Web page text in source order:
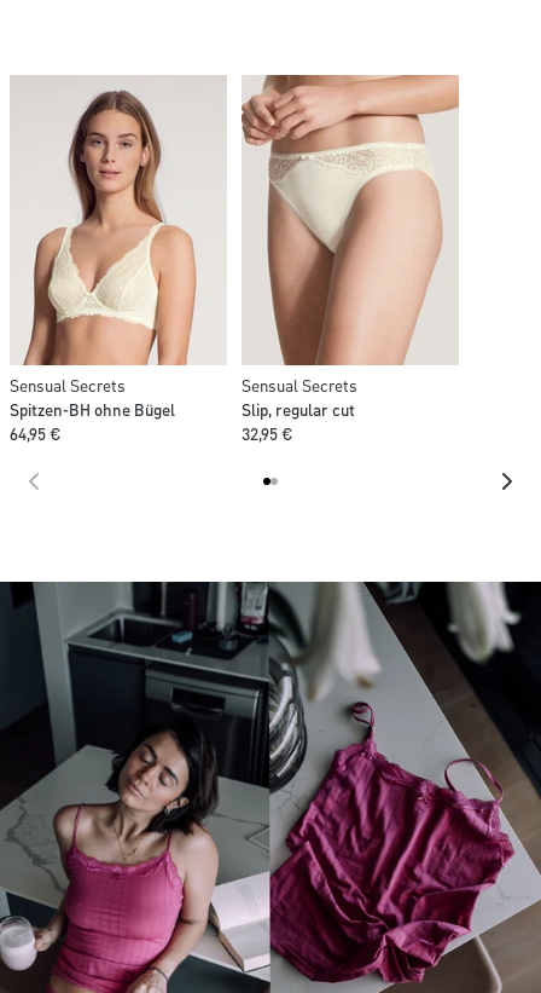
Sensual Secrets
Spitzen-BH ohne Bügel
64,95 €
Sensual Secrets
Slip, regular cut
32,95 €